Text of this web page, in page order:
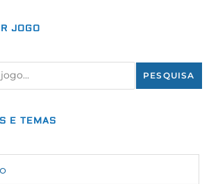
JOGO
PESQUISA
E TEMAS